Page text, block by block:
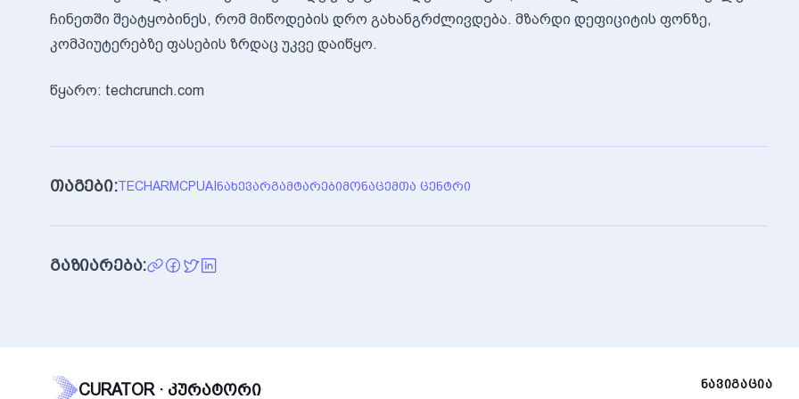
ჩინეთში შეატყობინეს, რომ მიწოდების დრო გახანგრძლივდება. მზარდი დეფიციტის ფონზე,
კომპიუტერებზე ფასების ზრდაც უკვე დაიწყო.
წყარო: techcrunch.com
თაგები:TECHARMCPUAI ᲜᲐᲮᲔᲕᲐᲠᲒᲐᲛᲢᲐᲠᲔᲑᲘᲛᲝᲜᲐᲪᲔᲛᲗᲐ ᲪᲔᲜᲢᲠᲘ
გაზიარება:
CURATOR · კურატორი ᲜᲐᲕᲘᲒᲐᲪᲘᲐ